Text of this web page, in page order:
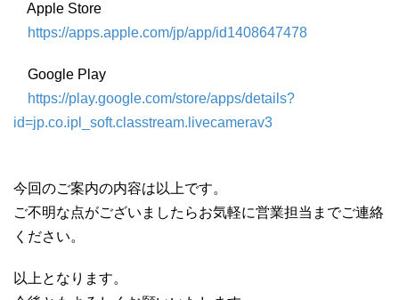
Apple Store
https://apps.apple.com/jp/app/id1408647478
Google Play
https://play.google.com/store/apps/details?
id=jp.co.ipl_soft.classtream.livecamerav3
今回のご案内の内容は以上です。
ご不明な点がございましたらお気軽に営業担当までご連絡
ください。
以上となります。